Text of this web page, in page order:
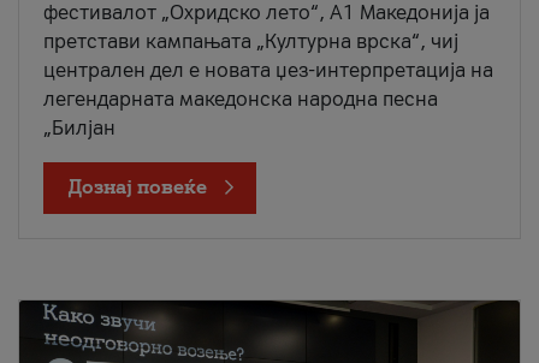
фестивалот „Охридско лето“, А1 Македонија ја
претстави кампањата „Културна врска“, чиј
централен дел е новата џез-интерпретација на
легендарната македонска народна песна
„Билјан
Дознај повеќе